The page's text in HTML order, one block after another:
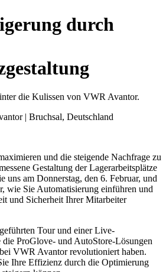
durch
die Kulissen von VWR Avantor.
| Bruchsal, Deutschland
und die steigende Nachfrage zu
Gestaltung der Lagerarbeitsplätze
uns am Donnerstag, den 6. Februar, und
wie Sie Automatisierung einführen und
und Sicherheit Ihrer Mitarbeiter
Tour und einer Live-
ProGlove- und AutoStore-Lösungen
VWR Avantor revolutioniert haben.
Ihre Effizienz durch die Optimierung